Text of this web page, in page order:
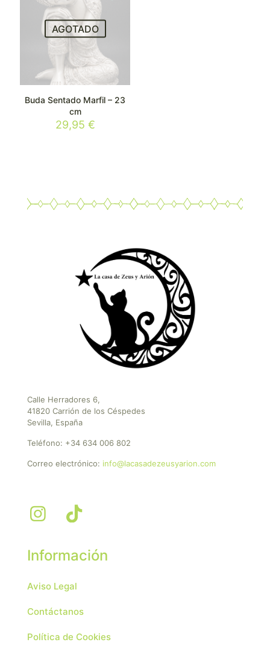
AGOTADO
Buda Sentado Marfil – 23
cm
29,95 €
Calle Herradores 6,
41820 Carrión de los Céspedes
Sevilla, España
Teléfono: +34 634 006 802
Correo electrónico: info@lacasadezeusyarion.com
Información
Aviso Legal
Contáctanos
Política de Cookies